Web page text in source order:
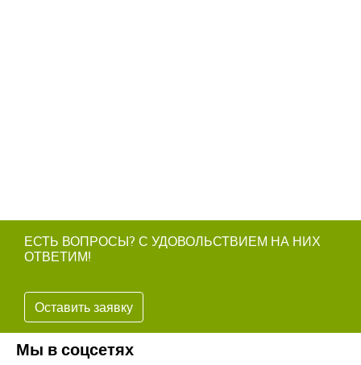
ЕСТЬ ВОПРОСЫ? С УДОВОЛЬСТВИЕМ НА НИХ
ОТВЕТИМ!
Оставить заявку
Мы в соцсетях